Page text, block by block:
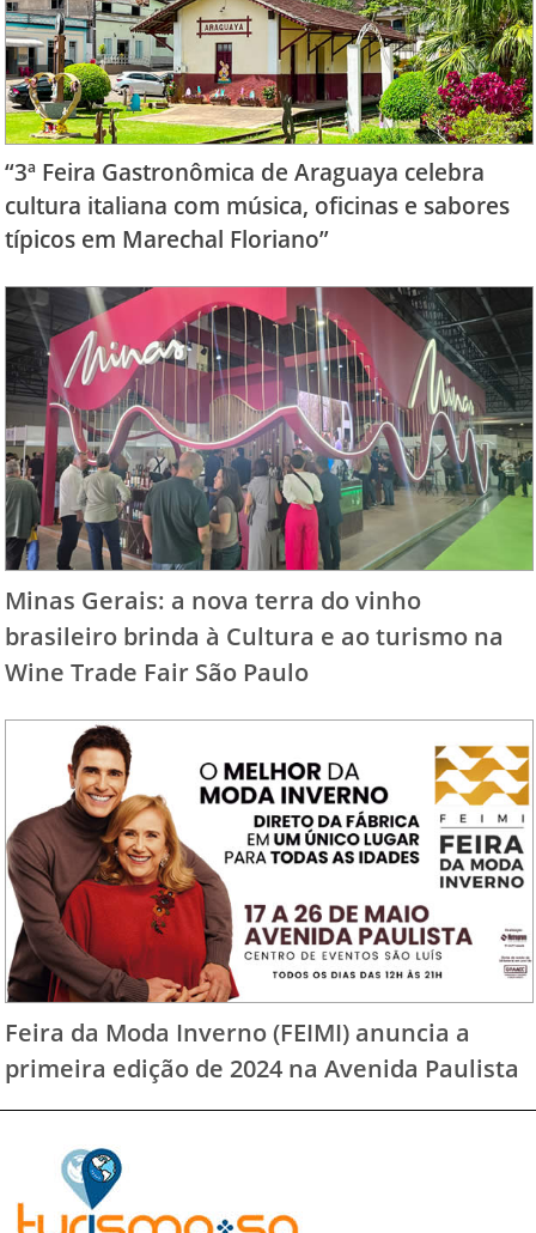
“3ª Feira Gastronômica de Araguaya celebra
cultura italiana com música, oficinas e sabores
típicos em Marechal Floriano”
Minas Gerais: a nova terra do vinho
brasileiro brinda à Cultura e ao turismo na
Wine Trade Fair São Paulo
Feira da Moda Inverno (FEIMI) anuncia a
primeira edição de 2024 na Avenida Paulista